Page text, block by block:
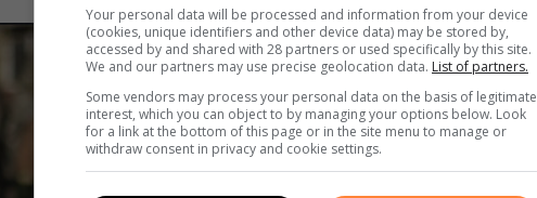
Your personal data will be processed and information from your device
(cookies, unique identifiers and other device data) may be stored by,
accessed by and shared with 28 partners or used specifically by this site.
We and our partners may use precise geolocation data. List of partners.
Some vendors may process your personal data on the basis of legitimate
interest, which you can object to by managing your options below. Look
for a link at the bottom of this page or in the site menu to manage or
withdraw consent in privacy and cookie settings.